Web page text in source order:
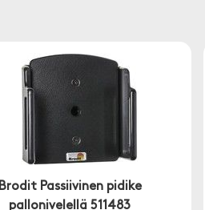
Brodit Passiivinen pidike
pallonivelellä 511483